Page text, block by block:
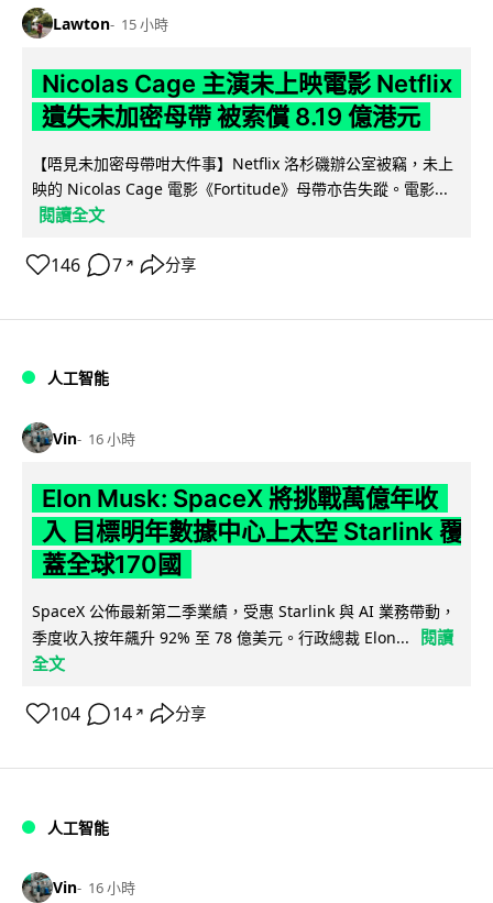
Lawton 15 小時
Nicolas Cage 主演未上映電影 Netflix
遺失未加密母帶 被索償 8.19 億港元
【唔見未加密母帶咁大件事】Netflix 洛杉磯辦公室被竊，未上
映的 Nicolas Cage 電影《Fortitude》母帶亦告失蹤。電影...
閱讀全文
146 7 ↗ 分享
人工智能
Vin 16 小時
Elon Musk: SpaceX 將挑戰萬億年收
入 目標明年數據中心上太空 Starlink 覆
蓋全球170國
SpaceX 公佈最新第二季業績，受惠 Starlink 與 AI 業務帶動，
季度收入按年飆升 92% 至 78 億美元。行政總裁 Elon...
閱讀
全文
104 14 ↗ 分享
人工智能
Vin 16 小時